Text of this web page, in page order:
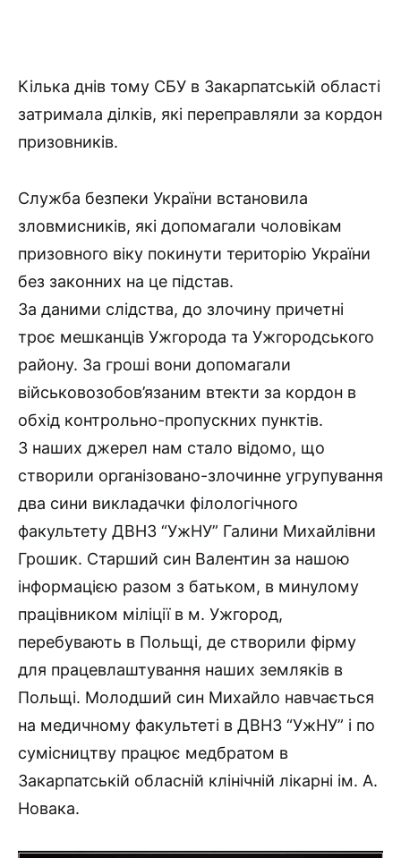
Кілька днів тому СБУ в Закарпатській області
затримала ділків, які переправляли за кордон
призовників.
Служба безпеки України встановила
зловмисників, які допомагали чоловікам
призовного віку покинути територію України
без законних на це підстав.
За даними слідства, до злочину причетні
троє мешканців Ужгорода та Ужгородського
району. За гроші вони допомагали
військовозобов’язаним втекти за кордон в
обхід контрольно-пропускних пунктів.
З наших джерел нам стало відомо, що
створили організовано-злочинне угрупування
два сини викладачки філологічного
факультету ДВНЗ “УжНУ” Галини Михайлівни
Грошик. Старший син Валентин за нашою
інформацією разом з батьком, в минулому
працівником міліції в м. Ужгород,
перебувають в Польщі, де створили фірму
для працевлаштування наших земляків в
Польщі. Молодший син Михайло навчається
на медичному факультеті в ДВНЗ “УжНУ” і по
сумісництву працює медбратом в
Закарпатській обласній клінічній лікарні ім. А.
Новака.